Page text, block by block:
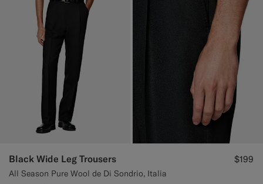
Black Wide Leg Trousers
All Season Pure Wool de Di Sondrio, Italia
$199